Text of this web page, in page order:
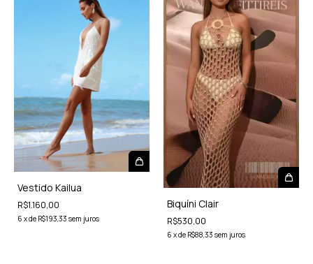
Vestido Kailua
R$1.160,00
6 xde R$193,33 sem juros
Biquíni Clair
R$530,00
6 xde R$88,33 sem juros